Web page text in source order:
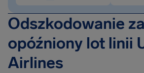
Odszkodowanie za
opóźniony lot linii
Airlines